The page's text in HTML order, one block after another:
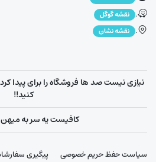
. نقشه گوگل
. نقشه نشان
نیازی نیست صد ها فروشگاه را برای پیدا
کنید!!
کافیست یه سر به میهن
سیاست حفظ حریم خصوصی
پیگیری